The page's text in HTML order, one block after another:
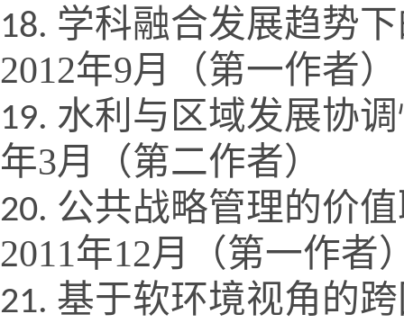
学科融合发展趋势
2012年9月（第一作者）
水利与区域发展协
年3月（第二作者）
公共战略管理的价
2011年12月（第一作者
基于软环境视角的